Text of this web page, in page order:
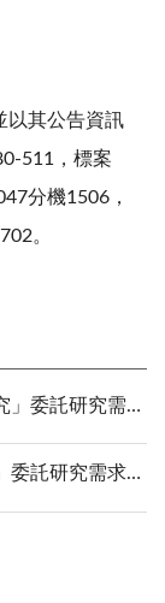
以其公告資訊
511，標案
分機1506，
。
研究需求書.pdf
研究需求書.pdf